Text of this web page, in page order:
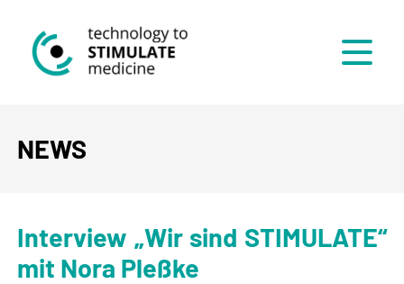
Menü
NEWS
Interview „Wir sind STIMULATE“
mit Nora Pleßke